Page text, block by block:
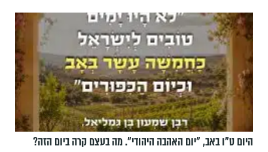
היום ט"ו באב, ”יום האהבה היהודי". מה בעצם קרה ביום הזה?